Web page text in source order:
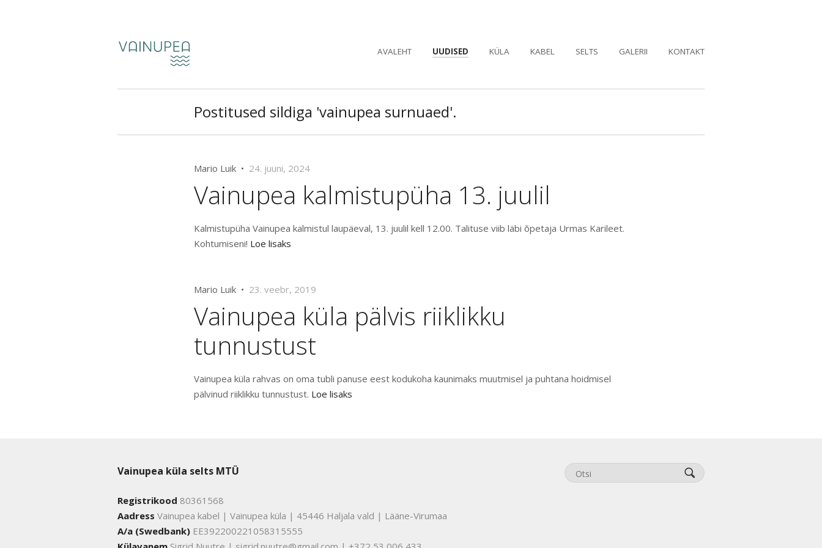
AVALEHT UUDISED KÜLA KABEL SELTS GALERII KONTAKT
Postitused sildiga 'vainupea surnuaed'.
Mario Luik • 24. juuni, 2024
Vainupea kalmistupüha 13. juulil
Kalmistupüha Vainupea kalmistul laupäeval, 13. juulil kell 12.00. Talituse viib läbi õpetaja Urmas Karileet.
Kohtumiseni! Loe lisaks
Mario Luik • 23. veebr, 2019
Vainupea küla pälvis riiklikku
tunnustust
Vainupea küla rahvas on oma tubli panuse eest kodukoha kaunimaks muutmisel ja puhtana hoidmisel
pälvinud riiklikku tunnustust. Loe lisaks
Vainupea küla selts MTÜ
Registrikood 80361568
Aadress Vainupea kabel | Vainupea küla | 45446 Haljala vald | Lääne-Virumaa
A/a (Swedbank) EE392200221058315555